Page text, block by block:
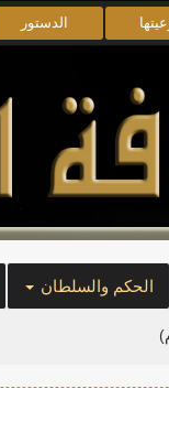
الدستور
الحكم والسلطان